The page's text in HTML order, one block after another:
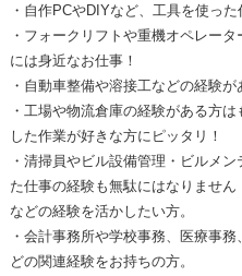
・自作PCやDIYなど、工具を使っ
・フォークリフトや重機オペレー
には身近なお仕事！
・自動車整備や溶接工などの経験が
・工場や物流倉庫の経験がある方
した作業が好きな方にピッタリ！
・清掃員やビル設備管理・ビルメ
た仕事の経験も無駄にはなりませ
などの経験を活かしたい方。
・会計事務所や学校事務、医療事
どの関連経験をお持ちの方。